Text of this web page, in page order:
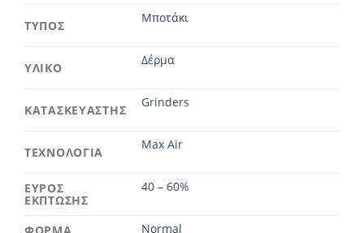
ΤΥΠΟΣ
Μποτάκι
ΥΛΙΚΟ
Δέρμα
ΚΑΤΑΣΚΕΥΑΣΤΗΣ
Grinders
ΤΕΧΝΟΛΟΓΙΑ
Max Air
ΕΥΡΟΣ
ΕΚΠΤΩΣΗΣ
40 – 60%
Normal